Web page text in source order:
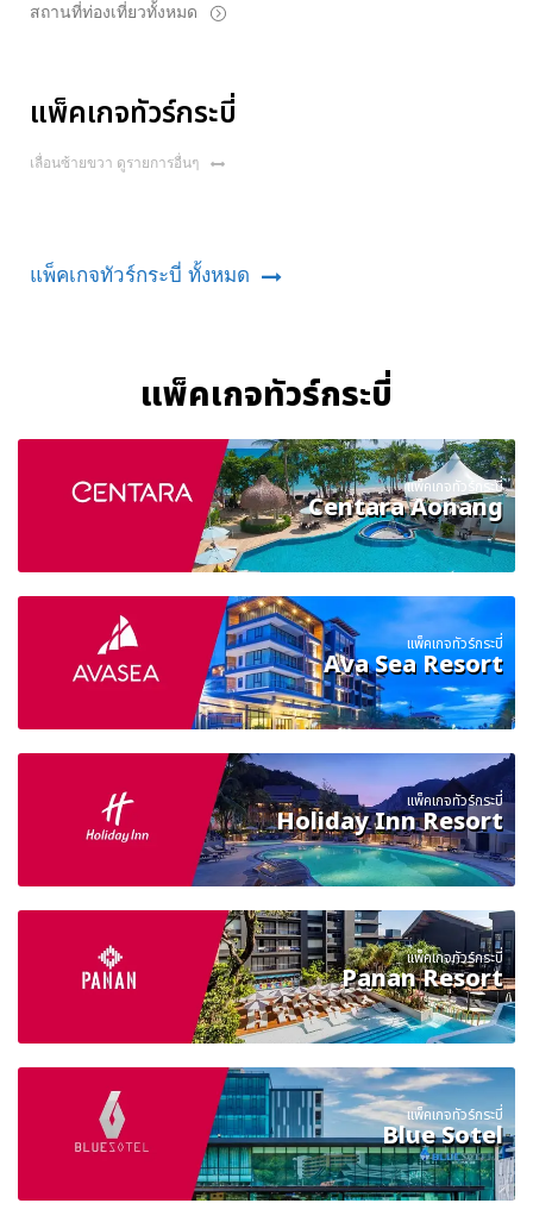
สถานที่ท่องเที่ยวทั้งหมด
แพ็คเกจทัวร์กระบี่
เลื่อนซ้ายขวา ดูรายการอื่นๆ
แพ็คเกจทัวร์กระบี่ ทั้งหมด
แพ็คเกจทัวร์กระบี่
แพ็คเกจทัวร์กระบี่
Centara Aonang
แพ็คเกจทัวร์กระบี่
Ava Sea Resort
แพ็คเกจทัวร์กระบี่
Holiday Inn Resort
แพ็คเกจทัวร์กระบี่
Panan Resort
แพ็คเกจทัวร์กระบี่
Blue Sotel